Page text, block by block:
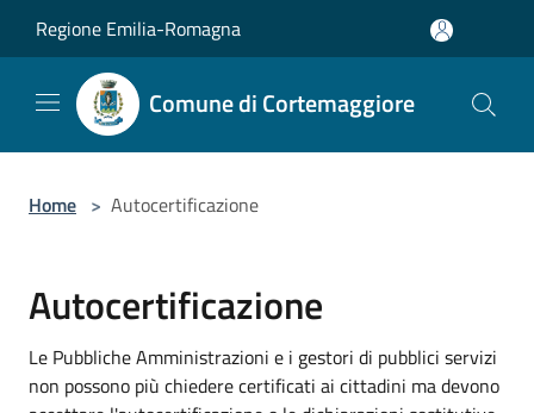
Regione Emilia-Romagna
Comune di Cortemaggiore
Home > Autocertificazione
Autocertificazione
Le Pubbliche Amministrazioni e i gestori di pubblici servizi
non possono più chiedere certificati ai cittadini ma devono